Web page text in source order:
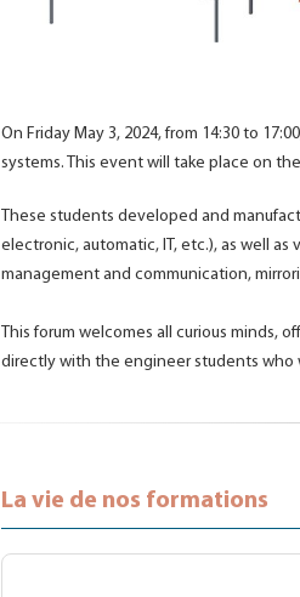
On Friday May 3, 2024, from 14:30 to
systems. This event will take place on
These students developed and
electronic, automatic, IT, etc.), as well
management and communication,
This forum welcomes all curious minds,
directly with the engineer students who
La vie de nos formations